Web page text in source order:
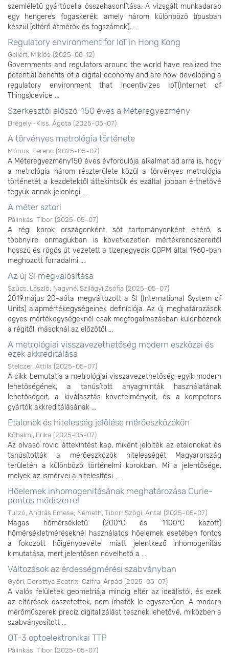
szemléletű gyártócella összehasonlítása. A vizsgált munkadarab
egy hengeres fogaskerék, amely három különböző típusban
készül (eltérő átmérők és fogszámok), ...
Regulatory environment for IoT in Hong Kong
Gellért, Miklós (2025-08-12)
Governments and regulators around the world have realized the
potential benefits of a digital economy and are now developing a
regulatory environment that incentivizes IoT(Internet of
Things)device ...
Szerkesztői előszó-150 éves a Méteregyezmény
Drégelyi-Kiss, Ágota (2025-05-07)
A törvényes metrológia története
Mónus, Ferenc (2025-05-07)
A Méteregyezmény150 éves évfordulója alkalmat ad arra is, hogy
a metrológia három részterülete közül a törvényes metrológia
történetét a kezdetektől áttekintsük és ezáltal jobban érthetővé
tegyük annak jelenlegi ...
A méter sztori
Pálinkás, Tibor (2025-05-07)
A régi korok országonként, sőt tartományonként eltérő, s
többnyire önmagukban is következetlen mértékrendszereitől
hosszú és rögös út vezetett a tizenegyedik CGPM által 1960-ban
meghozott forradalmi ...
Az új SI megvalósítása
Szűcs, László; Nagyné, Szilágyi Zsófia (2025-05-07)
2019.május 20-aóta megváltozott a SI (International System of
Units) alapmértékegységeinek definíciója. Az új meghatározások
egyes mértékegységeknél csak megfogalmazásban különböznek
a régitől, másoknál az előzőtől ...
A metrológiai visszavezethetőség modern eszközei és
ezek akkreditálása
Stelczer, Attila (2025-05-07)
A cikk bemutatja a metrológiai visszavezethetőség egyik modern
lehetőségének, a tanúsított anyagminták használatának
lehetőségeit, a kiválasztás követelményeit, és a kompetens
gyártók akkreditálásának ...
Etalonok és hitelesség jelölése mérőeszközökön
Kőhalmi, Erika (2025-05-07)
Az olvasó rövid áttekintést kap, miként jelölték az etalonokat és
tanúsították a mérőeszközök hitelességét Magyarország
területén a különböző történelmi korokban. Mi a jelentősége,
melyek az ismérvei a hitelesítési ...
Hőelemek inhomogenitásának meghatározása Curie-
pontos módszerrel
Turzó, András Emese; Németh, Tibor; Szögi, Antal (2025-05-07)
Magas hőmérsékletű (200°C és 1100°C között)
hőmérsékletméréseknél használatos hőelemek esetében fontos
a fokozott hőigénybevétel miatt jelentkező inhomogenitás
kimutatása, mert jelentősen növelhető a ...
Változások az érdességmérési szabványban
Győri, Dorottya Beatrix; Czifra, Árpád (2025-05-07)
A valós felületek geometriája mindig eltér az ideálistól, és ezek
az eltérések összetettek, nem írhatók le egyszerűen. A modern
mérőműszerek precíz digitalizálást tesznek lehetővé, miközben a
szabványosított ...
OT-3 optoelektronikai TTP
Pálinkás, Tibor (2025-05-07)